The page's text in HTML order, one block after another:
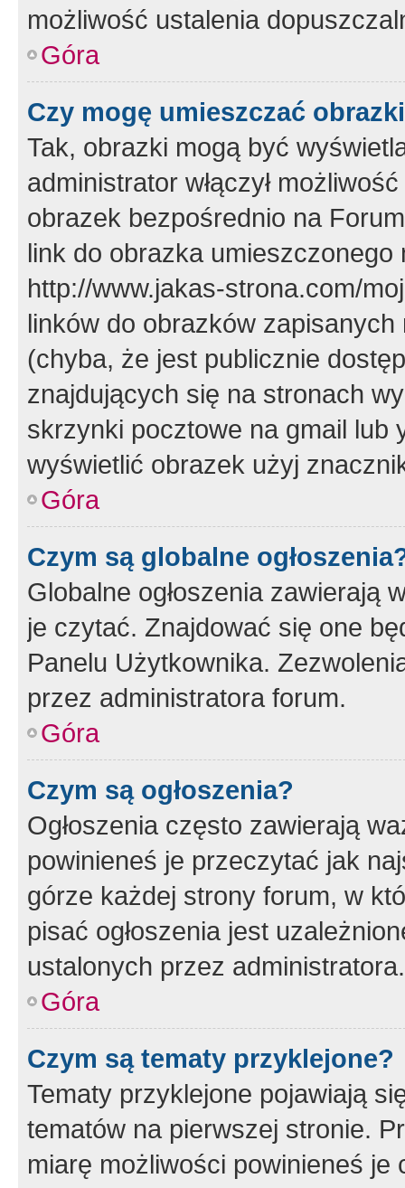
możliwość ustalenia
Góra
Czy mogę umieszczać
Tak, obrazki mogą być
administrator włączył
obrazek bezpośrednio na
link do obrazka
http://www.jakas-strona.com/
linków do obrazków
(chyba, że jest publicznie
znajdujących się na stronach
skrzynki pocztowe na gmail lub
wyświetlić obrazek użyj
Góra
Czym są globalne
Globalne ogłoszenia zawierają
je czytać. Znajdować się one
Panelu Użytkownika.
przez administratora forum.
Góra
Czym są ogłoszenia?
Ogłoszenia często zawierają
powinieneś je przeczytać jak
górze każdej strony forum, w
pisać ogłoszenia jest
ustalonych przez administratora.
Góra
Czym są tematy przyklejone?
Tematy przyklejone pojawiają
tematów na pierwszej stronie.
miarę możliwości powinieneś je